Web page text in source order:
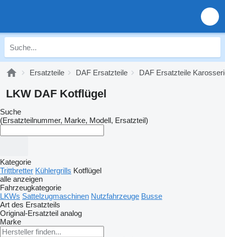
Ersatzteile DAF Ersatzteile DAF Ersatzteile
LKW DAF Kotflügel
Suche
(Ersatzteilnummer, Marke, Modell, Ersatzteil)
Kategorie
Trittbretter Kühlergrills Kotflügel
alle anzeigen
Fahrzeugkategorie
LKWs Sattelzugmaschinen Nutzfahrzeuge Busse
Art des Ersatzteils
Original-Ersatzteil analog
Marke